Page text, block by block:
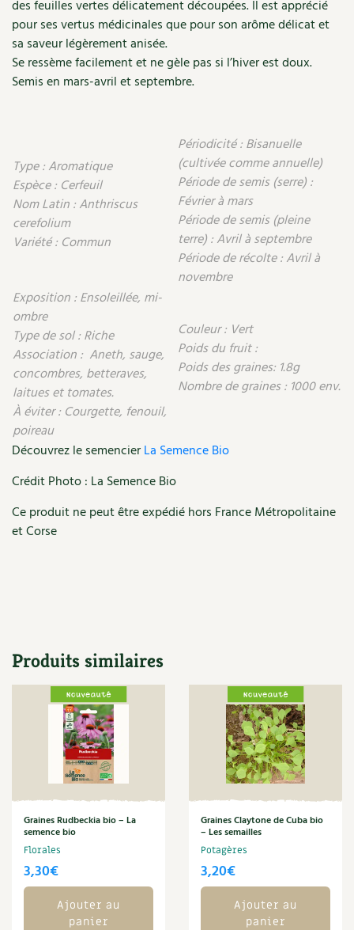
Cuisine saine
Manger bio
Techniques, conservation, organisation
Agenda, calendrier
Feuilleter le catalogue
Séjourner en Trièves
Nous contacter
Bricolages au jardin
Outils et ustensiles du jardin
Biodiversité
Cuisine saine
Alimentation et nutrition
Recettes par type de plat
Recettes sans gluten
Recettes végétariennes et vegan
Habitat écologique
Conception et gros oeuvre
Matériaux écologiques
Énergie
Les plantes et leurs vertus
Soins et cosmétiques au naturel
Société et alternatives
Vivre l’écologie
Autonomie
Les chroniques de Marie
Forums
Jardin bio
Soins naturels
Société et alternatives
Questions à la rédaction
Entre abonné·es
Trucs & astuces
Expés
Trocs & petites annonces
Bonnes adresses
des feuilles vertes délicatement découpées. Il est apprécié
pour ses vertus médicinales que pour son arôme délicat et
sa saveur légèrement anisée.
Se ressème facilement et ne gèle pas si l’hiver est doux.
Semis en mars-avril et septembre.
Type : Aromatique
Espèce : Cerfeuil
Nom Latin : Anthriscus
cerefolium
Variété : Commun
Périodicité : Bisanuelle
(cultivée comme annuelle)
Période de semis (serre) :
Février à mars
Période de semis (pleine
terre) : Avril à septembre
Période de récolte : Avril à
novembre
Exposition : Ensoleillée, mi-
ombre
Type de sol : Riche
Association : Aneth, sauge,
concombres, betteraves,
laitues et tomates.
À éviter : Courgette, fenouil,
poireau
Couleur : Vert
Poids du fruit :
Poids des graines: 1.8g
Nombre de graines : 1000 env.
Découvrez le semencierLa Semence Bio
Crédit Photo : La Semence Bio
Ce produit ne peut être expédié hors France Métropolitaine
et Corse
Produits similaires
Graines Rudbeckia bio – La
semence bio
Florales
3,30€
Ajouter au
panier
Graines Claytone de Cuba bio
– Les semailles
Potagères
3,20€
Ajouter au
panier